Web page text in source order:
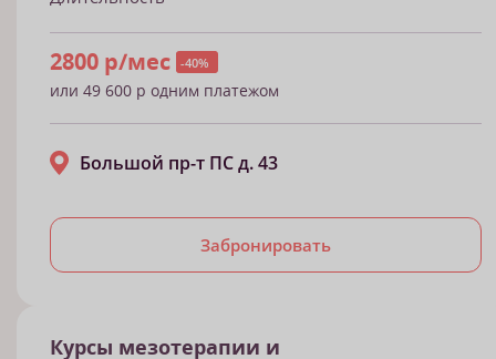
2800 р/мес -40%
или 49 600 р одним платежом
Забронировать
Большой пр-т ПС д. 43
Курсы мезотерапии и